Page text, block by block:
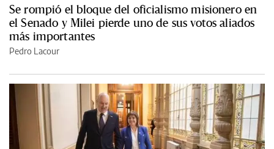
Se rompió el bloque del oficialismo misionero en
el Senado y Milei pierde uno de sus votos aliados
más importantes
Pedro Lacour